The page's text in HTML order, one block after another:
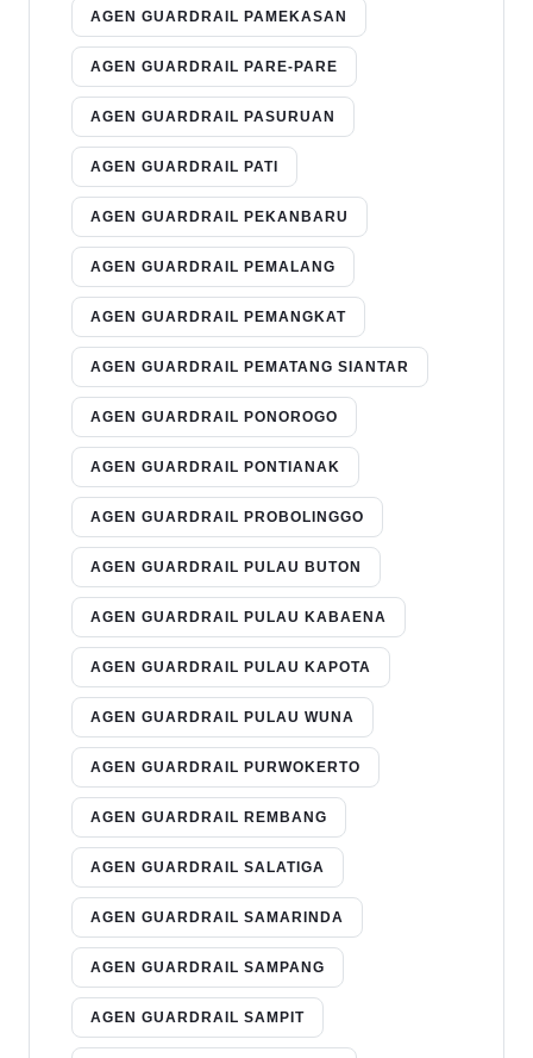
AGEN GUARDRAIL PAMEKASAN
AGEN GUARDRAIL PARE-PARE
AGEN GUARDRAIL PASURUAN
AGEN GUARDRAIL PATI
AGEN GUARDRAIL PEKANBARU
AGEN GUARDRAIL PEMALANG
AGEN GUARDRAIL PEMANGKAT
AGEN GUARDRAIL PEMATANG SIANTAR
AGEN GUARDRAIL PONOROGO
AGEN GUARDRAIL PONTIANAK
AGEN GUARDRAIL PROBOLINGGO
AGEN GUARDRAIL PULAU BUTON
AGEN GUARDRAIL PULAU KABAENA
AGEN GUARDRAIL PULAU KAPOTA
AGEN GUARDRAIL PULAU WUNA
AGEN GUARDRAIL PURWOKERTO
AGEN GUARDRAIL REMBANG
AGEN GUARDRAIL SALATIGA
AGEN GUARDRAIL SAMARINDA
AGEN GUARDRAIL SAMPANG
AGEN GUARDRAIL SAMPIT